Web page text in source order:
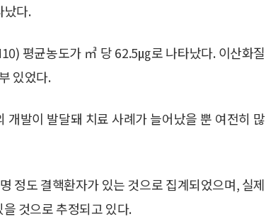
났다.
평균농도가 ㎥ 당 62.5㎍로 나타났다. 이산화질
있었다.
발이 발달돼 치료 사례가 늘어났을 뿐 여전히 많
정도 결핵환자가 있는 것으로 집계되었으며, 실제
것으로 추정되고 있다.